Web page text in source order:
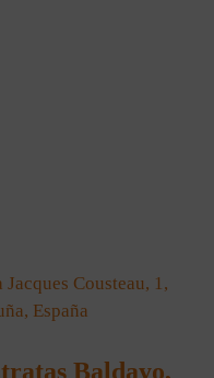
Jacques Cousteau, 1,
España
Baldayo,